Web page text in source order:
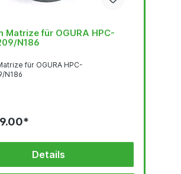
Matrize für OGURA HPC-
N186
für OGURA HPC-
N186
Details